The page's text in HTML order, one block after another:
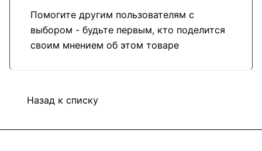
Помогите другим пользователям с
выбором - будьте первым, кто поделится
своим мнением об этом товаре
Назад к списку